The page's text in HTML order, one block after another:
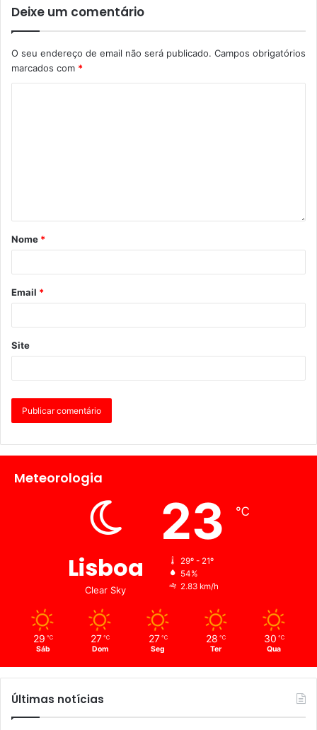
Deixe um comentário
O seu endereço de email não será publicado. Campos obrigatórios
marcados com *
Nome *
Email *
Site
Meteorologia
Lisboa
Clear Sky
23 ℃
29º - 21º
54%
2.83 km/h
29 ℃
Sáb
27 ℃
Dom
27 ℃
Seg
28 ℃
Ter
30 ℃
Qua
Últimas notícias